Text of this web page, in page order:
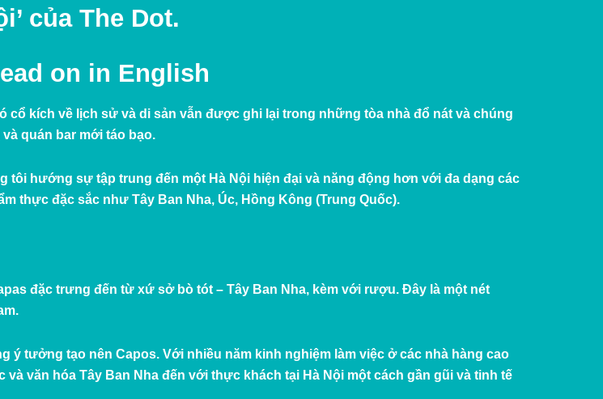
của The Dot.
on in English
cổ kích về lịch sử và di sản vẫn được ghi lại trong những tòa nhà đổ nát và chúng
quán bar mới táo bạo.
tôi hướng sự tập trung đến một Hà Nội hiện đại và năng động hơn với đa dạng các
thực đặc sắc như Tây Ban Nha, Úc, Hồng Kông (Trung Quốc).
đặc trưng đến từ xứ sở bò tót – Tây Ban Nha, kèm với rượu. Đây là một nét
tưởng tạo nên Capos. Với nhiều năm kinh nghiệm làm việc ở các nhà hàng cao
văn hóa Tây Ban Nha đến với thực khách tại Hà Nội một cách gần gũi và tinh tế